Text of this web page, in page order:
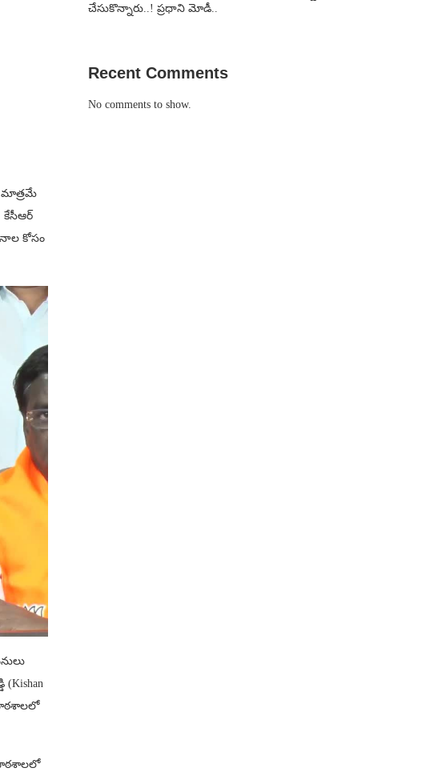
మాత్రమే
కేసీఆర్
కోసం
పాఠశాలలో
పాఠశాలలో
చేసుకొన్నారు..! ప్రధాని మోడీ..
Recent Comments
No comments to show.